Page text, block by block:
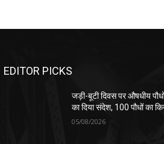
EDITOR PICKS
जड़ी-बूटी दिवस पर औषधीय
का दिया संदेश, 100 पौधों का
05/08/2026